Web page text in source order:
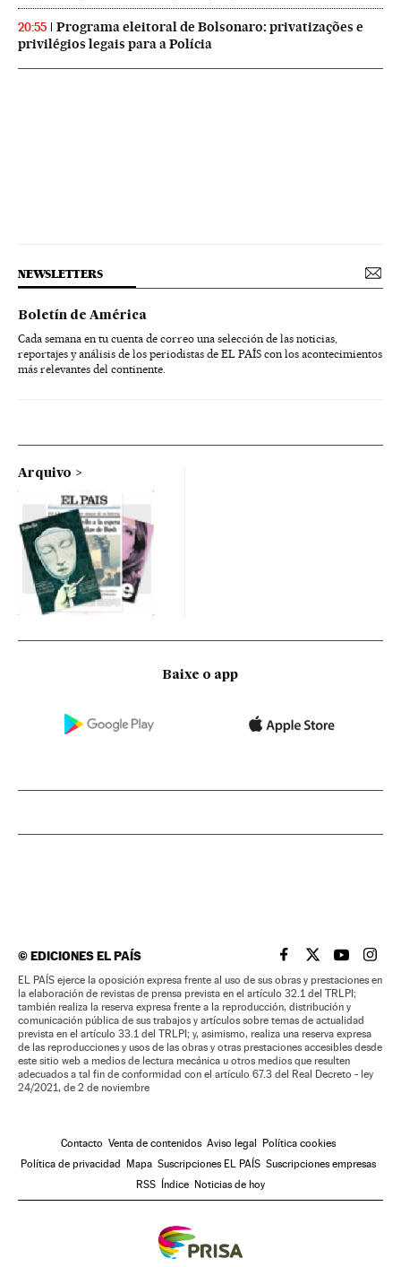
20:55
Programa eleitoral de Bolsonaro: privatizações e
privilégios legais para a Polícia
NEWSLETTERS
Boletín de América
Cada semana en tu cuenta de correo una selección de las noticias,
reportajes y análisis de los periodistas de EL PAÍS con los acontecimientos
más relevantes del continente.
Arquivo
Baixe o app
©EDICIONES EL PAÍS EL PAÍS BRASIL EN
EL PAÍSEL PAÍS
EL
EL PAÍS ejerce la oposición expresa frente al uso de sus obras y prestaciones en
la elaboración de revistas de prensa prevista en el artículo 32.1 del TRLPI;
también realiza la reserva expresa frente a la reproducción, distribución y
comunicación pública de sus trabajos y artículos sobre temas de actualidad
prevista en el artículo 33.1 del TRLPI; y, asimismo, realiza una reserva expresa
de las reproducciones y usos de las obras y otras prestaciones accesibles desde
este sitio web a medios de lectura mecánica u otros medios que resulten
adecuados a tal fin de conformidad con el artículo 67.3 del Real Decreto - ley
24/2021, de 2 de noviembre
Contacto Venta de contenidos Aviso legal
Política cookies
Política de privacidad
Mapa Suscripciones EL PAÍS Suscripciones empresas
RSS
Índice Noticias de hoy